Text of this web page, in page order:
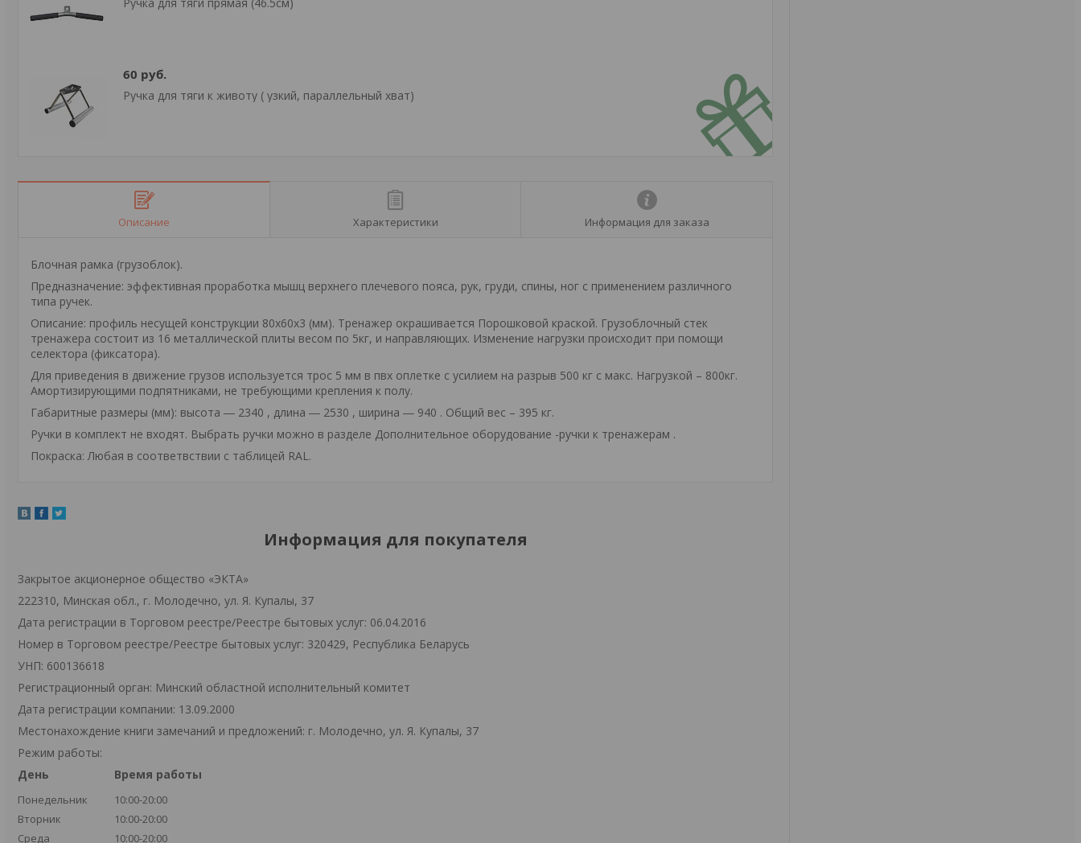
60 руб.
Ручка для тяги к животу ( узкий, параллельный хват)
Описание Характеристики Информация для заказа
Блочная рамка (грузоблок).
Предназначение: эффективная проработка мышц верхнего плечевого пояса, рук, груди, спины, ног с применением различного
типа ручек.
Описание: профиль несущей конструкции 80х60х3 (мм). Тренажер окрашивается Порошковой краской. Грузоблочный стек
тренажера состоит из 16 металлической плиты весом по 5кг, и направляющих. Изменение нагрузки происходит при помощи
селектора (фиксатора).
Для приведения в движение грузов используется трос 5 мм в пвх оплетке с усилием на разрыв 500 кг с макс. Нагрузкой – 800кг.
Амортизирующими подпятниками, не требующими крепления к полу.
Габаритные размеры (мм): высота ― 2340 , длина ― 2530 , ширина ― 940 . Общий вес – 395 кг.
Ручки в комплект не входят. Выбрать ручки можно в разделе Дополнительное оборудование -ручки к тренажерам .
Покраска: Любая в соответвствии с таблицей RAL.
Информация для покупателя
Закрытое акционерное общество «ЭКТА»
222310, Минская обл., г. Молодечно, ул. Я. Купалы, 37
Дата регистрации в Торговом реестре/Реестре бытовых услуг: 06.04.2016
Номер в Торговом реестре/Реестре бытовых услуг: 320429, Республика Беларусь
УНП: 600136618
Регистрационный орган: Минский областной исполнительный комитет
Дата регистрации компании: 13.09.2000
Местонахождение книги замечаний и предложений: г. Молодечно, ул. Я. Купалы, 37
Режим работы:
День
Время работы
Понедельник
10:00-20:00
Вторник
10:00-20:00
Среда
10:00-20:00